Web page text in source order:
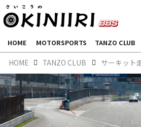
HOME MOTORSPORTS TANZO CLUB
HOME TANZO CLUB